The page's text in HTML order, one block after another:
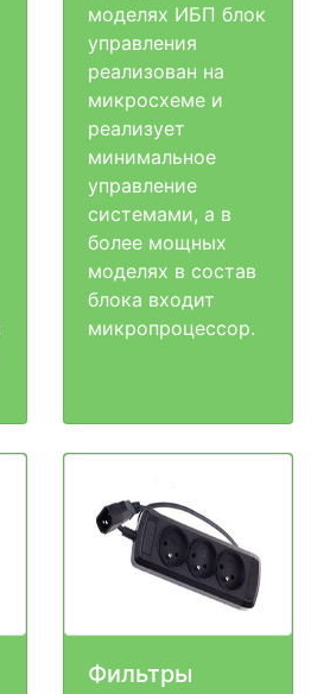
моделях ИБП блок
управления
реализован на
микросхеме и
реализует
минимальное
управление
системами, а в
более мощных
моделях в состав
блока входит
микропроцессор.
Фильтры